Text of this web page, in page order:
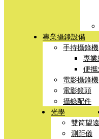
專業攝錄設備
手持攝錄機
專業
便攜
電影攝錄機
電影鏡頭
攝錄配件
光學
雙筒望
測距儀